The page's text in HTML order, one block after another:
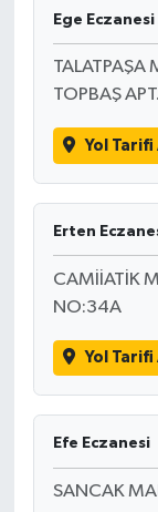
Ege Eczanesi
TALATPAŞA
TOPBAŞ
Yol Tarifi
Erten
CAMİİATİK
NO:34A
Yol Tarifi
Efe Eczanesi
SANCAK
ASAYİŞ
SEÇİM
ÇEVRE
BİLİM VE
TANITIM